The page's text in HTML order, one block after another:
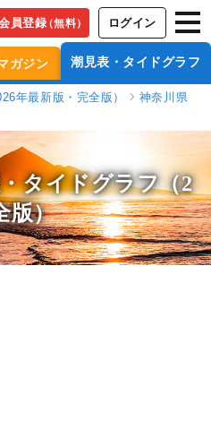
員登録（無料） ログイン
ガジン 潮見表・タイドグラフ
年最新版・完全版）
神奈川県
・タイドグラフ（2
版）